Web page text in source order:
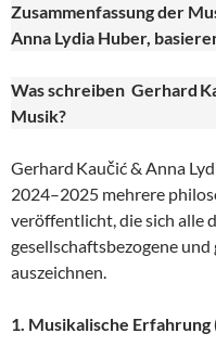
Zusammenfassung der
Anna Lydia Huber,
Was schreiben Gerhard
Musik?
Gerhard Kaučić & Anna
2024–2025 mehrere
veröffentlicht, die sich alle
gesellschaftsbezogene
auszeichnen.
1. Musikalische Erfahrung